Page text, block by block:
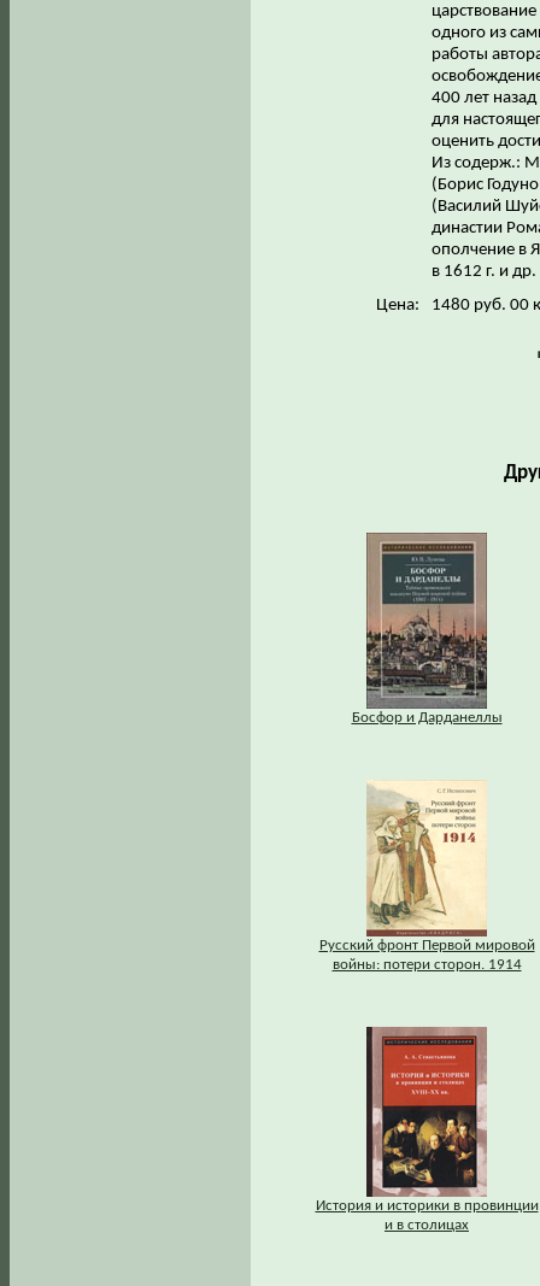
одного из
работы
400 лет
для
оценить
Из содерж.:
(Борис
(Василий
династии
ополчение в
в 1612 г. и др.
Цена:
1480 руб. 00
Босфор и Дарданеллы
Русский фронт Первой мировой
войны: потери сторон. 1914
История и историки в провинции
и в столицах